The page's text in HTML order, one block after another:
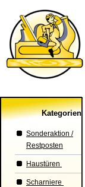
Kategorien
Sonderaktion /
Restposten
Haustüren
Scharniere